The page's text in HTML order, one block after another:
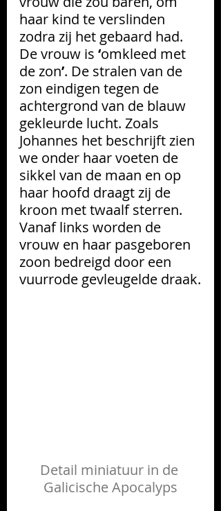
haar kind te verslinden
zodra zij het gebaard had.
De vrouw is ‘omkleed met
de zon’. De stralen van de
zon eindigen tegen de
achtergrond van de blauw
gekleurde lucht. Zoals
Johannes het beschrijft zien
we onder haar voeten de
sikkel van de maan en op
haar hoofd draagt zij de
kroon met twaalf sterren.
Vanaf links worden de
vrouw en haar pasgeboren
zoon bedreigd door een
vuurrode gevleugelde draak.
Detail miniatuur in de
Galicische Apocalyps